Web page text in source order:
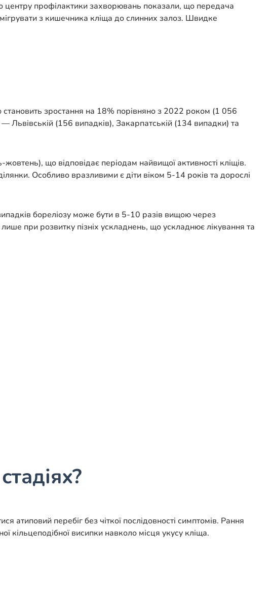
центру профілактики захворювань показали, що передача
з кишечника кліща до слинних залоз. Швидке
зростання на 18% порівняно з 2022 роком (1 056
Львівській (156 випадків), Закарпатській (134 випадки) та
що відповідає періодам найвищої активності кліщів.
Особливо вразливими є діти віком 5-14 років та дорослі
бореліозу може бути в 5-10 разів вищою через
при розвитку пізніх ускладнень, що ускладнює лікування та
атиповий перебіг без чіткої послідовності симптомів. Рання
кільцеподібної висипки навколо місця укусу кліща.